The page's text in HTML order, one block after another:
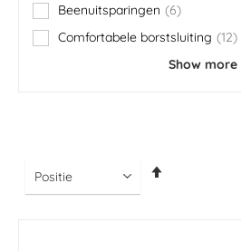
Beenuitsparingen
6
items
Comfortabele borstsluiting
12
items
Show more